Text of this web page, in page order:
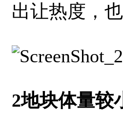
出让热度，
2地块体量较